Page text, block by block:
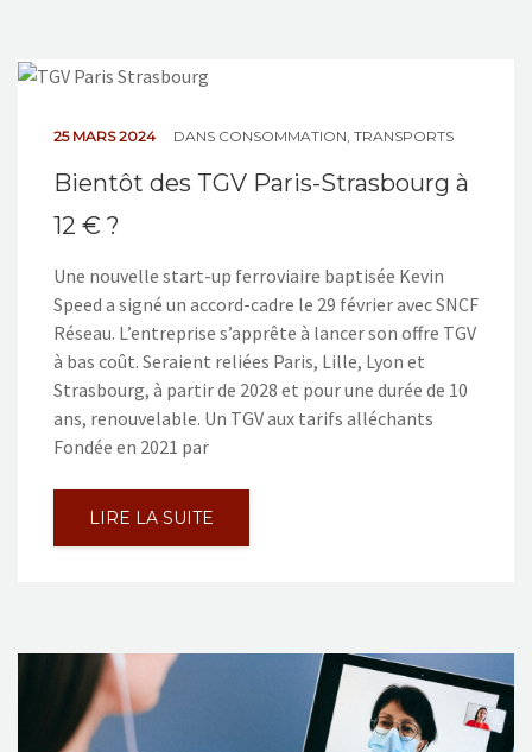
25 MARS 2024 DANS CONSOMMATION, TRANSPORTS
Bientôt des TGV Paris-Strasbourg à
12 € ?
Une nouvelle start-up ferroviaire baptisée Kevin
Speed a signé un accord-cadre le 29 février avec SNCF
Réseau. L’entreprise s’apprête à lancer son offre TGV
à bas coût. Seraient reliées Paris, Lille, Lyon et
Strasbourg, à partir de 2028 et pour une durée de 10
ans, renouvelable. Un TGV aux tarifs alléchants
Fondée en 2021 par
LIRE LA SUITE